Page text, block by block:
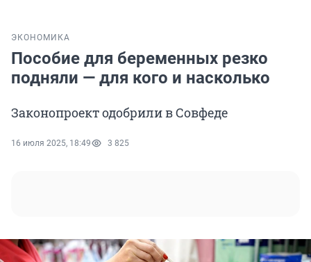
ЭКОНОМИКА
Пособие для беременных резко
подняли — для кого и насколько
Законопроект одобрили в Совфеде
16 июля 2025, 18:49 3 825